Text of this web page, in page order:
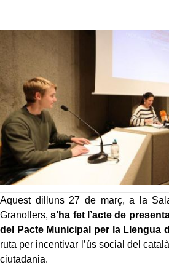
Aquest dilluns 27 de març, a la
Granollers, s’ha fet l’acte de
del Pacte Municipal per la Llengua
ruta per incentivar l’ús social del
ciutadania.